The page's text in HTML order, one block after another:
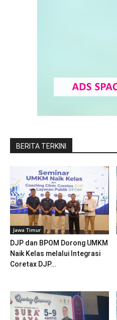
BERITA TERKINI
Jawa Timur
DJP dan BPOM Dorong UMKM
Naik Kelas melalui Integrasi
Coretax DJP...